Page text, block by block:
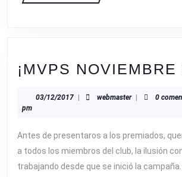
¡MVPS NOVIEMBRE
03/12/201703/12/2017webmasterwebmaster
0
pm
Antes de presentaros a los premiados,
a todos los miembros del club, la ilusión
trabajando desde que se inició la